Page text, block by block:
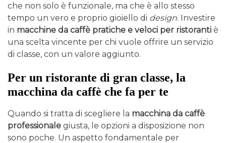
che non solo è funzionale, ma che è allo stesso
tempo un vero e proprio gioiello di design. Investire
in macchine da caffè pratiche e veloci per ristoranti è
una scelta vincente per chi vuole offrire un servizio
di classe, con un valore aggiunto.
Per un ristorante di gran classe, la
macchina da caffè che fa per te
Quando si tratta di scegliere la macchina da caffè
professionale giusta, le opzioni a disposizione non
sono poche. Un aspetto fondamentale per